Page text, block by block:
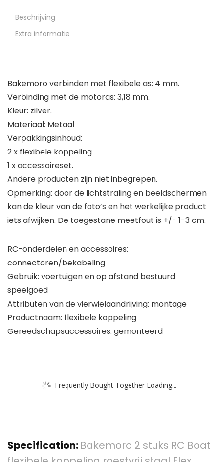
Beschrijving
Extra informatie
Bakemoro verbinden met flexibele as: 4 mm.
Verbinding met de motoras: 3,18 mm.
Kleur: zilver.
Materiaal: Metaal
Verpakkingsinhoud:
2 x flexibele koppeling.
1 x accessoireset.
Andere producten zijn niet inbegrepen.
Opmerking: door de lichtstraling en beeldschermen
kan de kleur van de foto’s en het werkelijke product
iets afwijken. De toegestane meetfout is +/- 1-3 cm.
RC-onderdelen en accessoires:
connectoren/bekabeling
Gebruik: voertuigen en op afstand bestuurd
speelgoed
Attributen van de vierwielaandrijving: montage
Productnaam: flexibele koppeling
Gereedschapsaccessoires: gemonteerd
Frequently Bought Together Loading...
Specification: Bakemoro 2 stuks RC Boat